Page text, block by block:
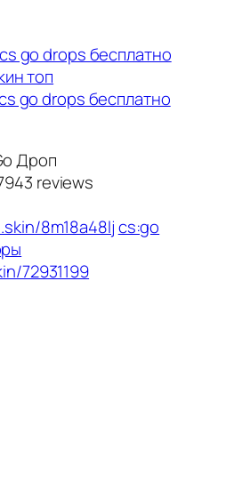
go drops бесплатно
топ
go drops бесплатно
Дроп
reviews
8m18a48ljcs:go
72931199